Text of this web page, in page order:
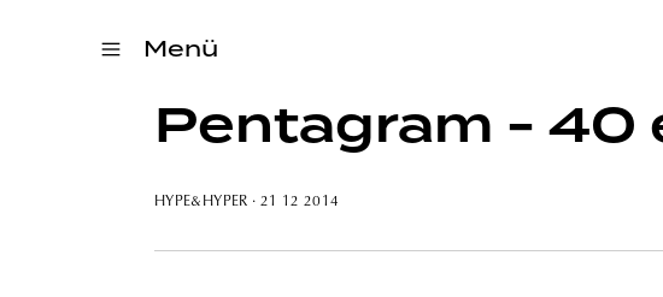
Menü
Pentagram - 40
HYPE&HYPER · 21 12 2014